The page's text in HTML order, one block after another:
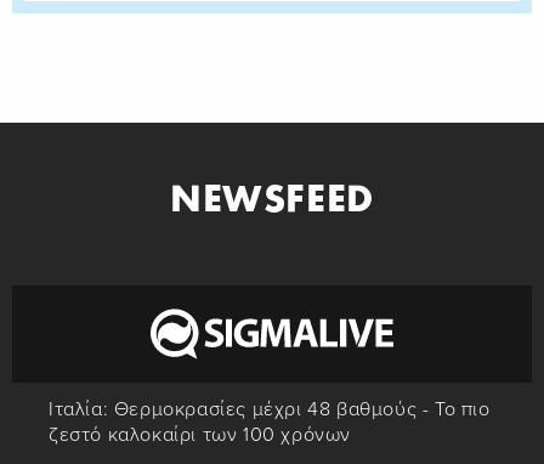
NEWSFEED
Ιταλία: Θερμοκρασίες μέχρι 48 βαθμούς - Το πιο
ζεστό καλοκαίρι των 100 χρόνων